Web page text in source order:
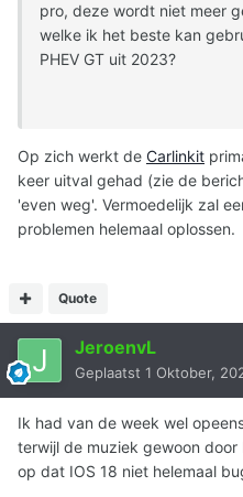
pro, deze wordt niet meer
welke ik het beste kan
PHEV GT uit 2023?
Op zich werkt de Carlinkit
keer uitval gehad (zie de
'even weg'. Vermoedelijk zal
problemen helemaal oplossen.
Quote
JeroenvL
Geplaatst 1 Oktober,
Ik had van de week wel
terwijl de muziek gewoon
op dat IOS 18 niet helemaal